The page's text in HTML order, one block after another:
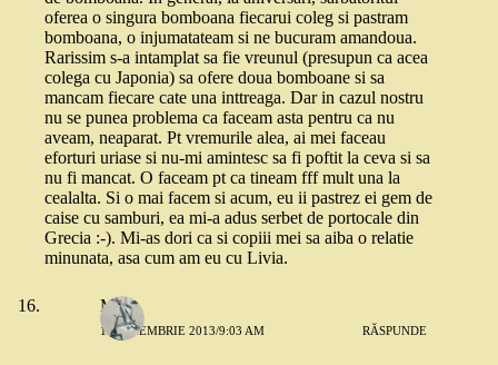
oferea o singura bomboana fiecarui coleg si pastram
bomboana, o injumatateam si ne bucuram amandoua.
Rarissim s-a intamplat sa fie vreunul (presupun ca acea
colega cu Japonia) sa ofere doua bomboane si sa
mancam fiecare cate una inttreaga. Dar in cazul nostru
nu se punea problema ca faceam asta pentru ca nu
aveam, neaparat. Pt vremurile alea, ai mei faceau
eforturi uriase si nu-mi amintesc sa fi poftit la ceva si sa
nu fi mancat. O faceam pt ca tineam fff mult una la
cealalta. Si o mai facem si acum, eu ii pastrez ei gem de
caise cu samburi, ea mi-a adus serbet de portocale din
Grecia :-). Mi-as dori ca si copiii mei sa aiba o relatie
minunata, asa cum am eu cu Livia.
Me
12 NOIEMBRIE 2013/9:03 AM RĂSPUNDE